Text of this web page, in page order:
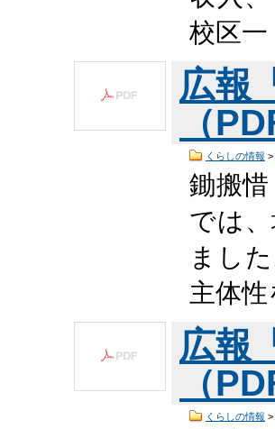
校区
広報
（
くらしの情報 >
鋤搬
では
まし
主体
広報
（
くらしの情報 >